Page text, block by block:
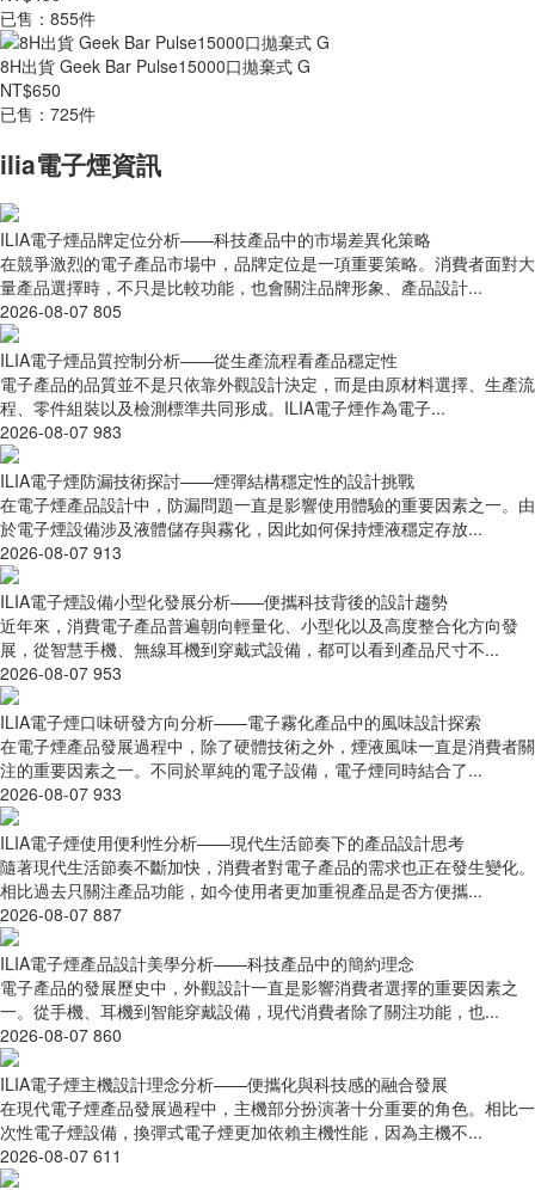
已售：855件
8H出貨 Geek Bar Pulse15000口拋棄式 G
NT$650
已售：725件
ilia電子煙資訊
ILIA電子煙品牌定位分析——科技產品中的市場差異化策略
在競爭激烈的電子產品市場中，品牌定位是一項重要策略。消費者面對大
量產品選擇時，不只是比較功能，也會關注品牌形象、產品設計...
2026-08-07 805
ILIA電子煙品質控制分析——從生產流程看產品穩定性
電子產品的品質並不是只依靠外觀設計決定，而是由原材料選擇、生產流
程、零件組裝以及檢測標準共同形成。ILIA電子煙作為電子...
2026-08-07 983
ILIA電子煙防漏技術探討——煙彈結構穩定性的設計挑戰
在電子煙產品設計中，防漏問題一直是影響使用體驗的重要因素之一。由
於電子煙設備涉及液體儲存與霧化，因此如何保持煙液穩定存放...
2026-08-07 913
ILIA電子煙設備小型化發展分析——便攜科技背後的設計趨勢
近年來，消費電子產品普遍朝向輕量化、小型化以及高度整合化方向發
展，從智慧手機、無線耳機到穿戴式設備，都可以看到產品尺寸不...
2026-08-07 953
ILIA電子煙口味研發方向分析——電子霧化產品中的風味設計探索
在電子煙產品發展過程中，除了硬體技術之外，煙液風味一直是消費者關
注的重要因素之一。不同於單純的電子設備，電子煙同時結合了...
2026-08-07 933
ILIA電子煙使用便利性分析——現代生活節奏下的產品設計思考
隨著現代生活節奏不斷加快，消費者對電子產品的需求也正在發生變化。
相比過去只關注產品功能，如今使用者更加重視產品是否方便攜...
2026-08-07 887
ILIA電子煙產品設計美學分析——科技產品中的簡約理念
電子產品的發展歷史中，外觀設計一直是影響消費者選擇的重要因素之
一。從手機、耳機到智能穿戴設備，現代消費者除了關注功能，也...
2026-08-07 860
ILIA電子煙主機設計理念分析——便攜化與科技感的融合發展
在現代電子煙產品發展過程中，主機部分扮演著十分重要的角色。相比一
次性電子煙設備，換彈式電子煙更加依賴主機性能，因為主機不...
2026-08-07 611